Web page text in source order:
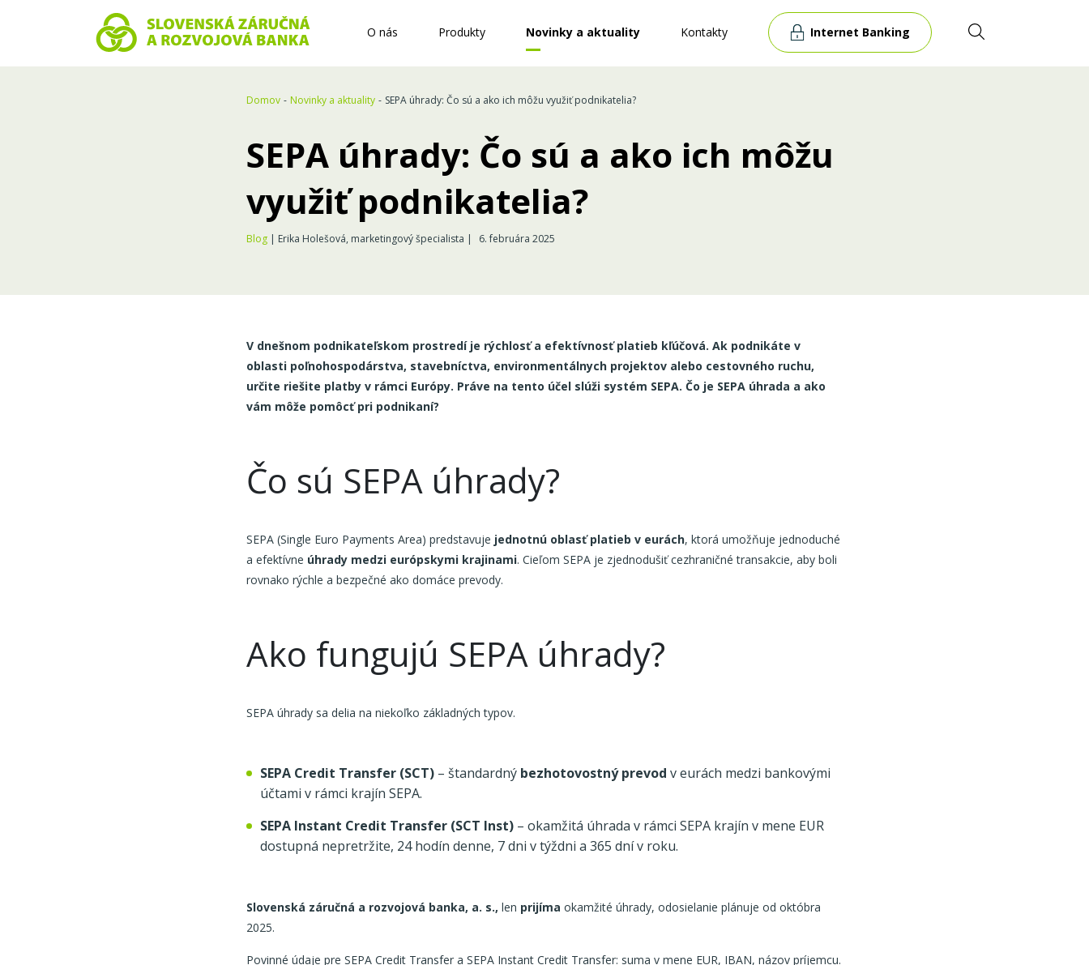
O nás Produkty Novinky a aktuality Kontakty Internet Banking
Domov Novinky a aktuality SEPA úhrady: Čo sú a ako ich môžu využiť podnikatelia?
SEPA úhrady: Čo sú a ako ich môžu
využiť podnikatelia?
Blog | Erika Holešová, marketingový špecialista | 6. februára 2025
V dnešnom podnikateľskom prostredí je rýchlosť a efektívnosť platieb kľúčová. Ak podnikáte v
oblasti poľnohospodárstva, stavebníctva, environmentálnych projektov alebo cestovného ruchu,
určite riešite platby v rámci Európy. Práve na tento účel slúži systém SEPA. Čo je SEPA úhrada a ako
vám môže pomôcť pri podnikaní?
Čo sú SEPA úhrady?
SEPA (Single Euro Payments Area) predstavuje jednotnú oblasť platieb v eurách, ktorá umožňuje jednoduché
a efektívne úhrady medzi európskymi krajinami. Cieľom SEPA je zjednodušiť cezhraničné transakcie, aby boli
rovnako rýchle a bezpečné ako domáce prevody.
Ako fungujú SEPA úhrady?
SEPA úhrady sa delia na niekoľko základných typov.
SEPA Credit Transfer (SCT) – štandardný bezhotovostný prevod v eurách medzi bankovými
účtami v rámci krajín SEPA.
SEPA Instant Credit Transfer (SCT Inst) – okamžitá úhrada v rámci SEPA krajín v mene EUR
dostupná nepretržite, 24 hodín denne, 7 dni v týždni a 365 dní v roku.
Slovenská záručná a rozvojová banka, a. s., len prijíma okamžité úhrady, odosielanie plánuje od októbra
2025.
Povinné údaje pre SEPA Credit Transfer a SEPA Instant Credit Transfer: suma v mene EUR, IBAN, názov príjemcu.